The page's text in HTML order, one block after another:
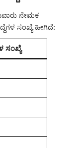
ನೇಮಕ
ಸಂಖ್ಯೆ ಹೀಗಿದೆ:
ಸಂಖ್ಯೆ